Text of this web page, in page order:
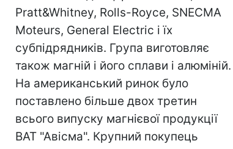
Pratt&Whitney, Rolls-Royce, SNECMA
Moteurs, General Electric і їх
субпідрядників. Група виготовляє
також магній і його сплави і алюміній.
На американський ринок було
поставлено більше двох третин
всього випуску магнієвої продукції
ВАТ "Авісма". Крупний покупець